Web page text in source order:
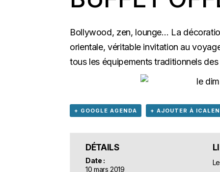
Bollywood, zen, lounge… La
orientale, véritable invitation au
tous les équipements traditionnels
+ GOOGLE AGENDA + AJOUTER À
DÉTAILS
Date :
10 mars 2019